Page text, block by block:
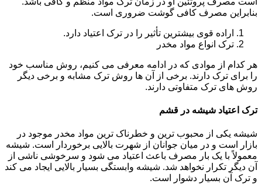
بنابراین مصرف کافی گوشت ضروری است.
اراده قوی بیشترین تأثیر را در ترک اعتیاد دارد.
ترک انواع مواد مخدر
هر کدام از موادی که در ادامه معرفی می کنیم، روش مناسب خود
را برای ترک دارند. برخی از آن ها روش ترک مشابه و برخی دیگر
روش های ترک متفاوتی دارند.
ترک اعتیاد شیشه در قشم
شیشه یکی از محبوب ترین و خطرناک ترین مواد مخدر موجود در
بازار است و در میان جوانان از شهرت بالایی برخوردار است. شیشه
معمولاً با یک بار مصرف باعث اعتیاد می شود و سرخوشی ناشی از
آن دیگر تکرار نخواهد شد. شیشه وابستگی بسیار بالایی ایجاد می کند
و ترک آن بسیار دشوار است.